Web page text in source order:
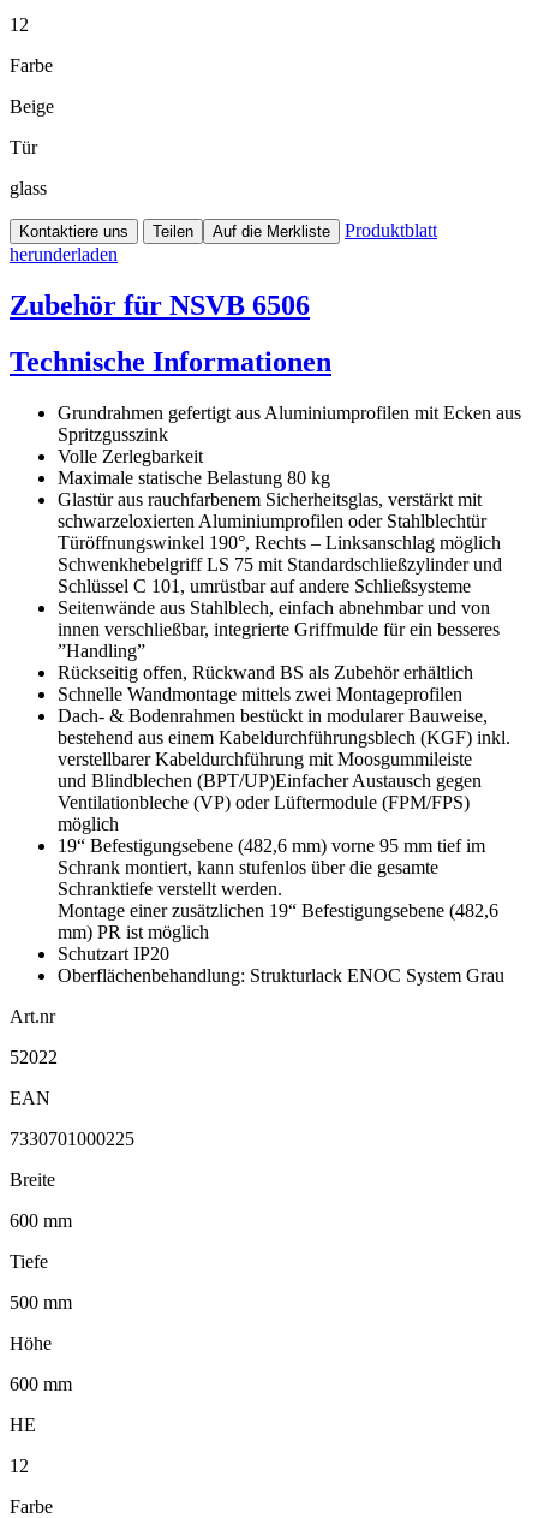
12
Farbe
Beige
Tür
glass
Kontaktiere uns Teilen Auf die Merkliste
Produktblatt
herunderladen
Zubehör für NSVB 6506
Technische Informationen
Grundrahmen gefertigt aus Aluminiumprofilen mit Ecken aus
Spritzgusszink
Volle Zerlegbarkeit
Maximale statische Belastung 80 kg
Glastür aus rauchfarbenem Sicherheitsglas, verstärkt mit
schwarzeloxierten Aluminiumprofilen oder Stahlblechtür
Türöffnungswinkel 190°, Rechts – Linksanschlag möglich
Schwenkhebelgriff LS 75 mit Standardschließzylinder und
Schlüssel C 101, umrüstbar auf andere Schließsysteme
Seitenwände aus Stahlblech, einfach abnehmbar und von
innen verschließbar, integrierte Griffmulde für ein besseres
”Handling”
Rückseitig offen, Rückwand BS als Zubehör erhältlich
Schnelle Wandmontage mittels zwei Montageprofilen
Dach- & Bodenrahmen bestückt in modularer Bauweise,
bestehend aus einem Kabeldurchführungsblech (KGF) inkl.
verstellbarer Kabeldurchführung mit Moosgummileiste
und Blindblechen (BPT/UP)Einfacher Austausch gegen
Ventilationbleche (VP) oder Lüftermodule (FPM/FPS)
möglich
19“ Befestigungsebene (482,6 mm) vorne 95 mm tief im
Schrank montiert, kann stufenlos über die gesamte
Schranktiefe verstellt werden.
Montage einer zusätzlichen 19“ Befestigungsebene (482,6
mm) PR ist möglich
Schutzart IP20
Oberflächenbehandlung: Strukturlack ENOC System Grau
Art.nr
52022
EAN
7330701000225
Breite
600 mm
Tiefe
500 mm
Höhe
600 mm
HE
12
Farbe